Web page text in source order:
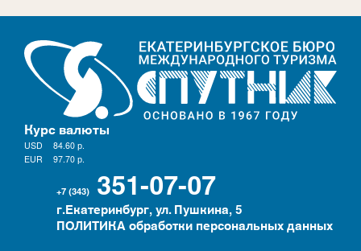
Курс валюты
USD 84.60 р.
EUR
97.70 р.
+7 (343) 351-07-07
г.Екатеринбург, ул. Пушкина, 5
ПОЛИТИКА обработки персональных данных